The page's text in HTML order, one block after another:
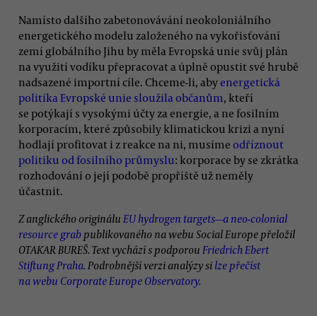
Namísto dalšího zabetonovávání neokoloniálního
energetického modelu založeného na vykořisťování
zemí globálního Jihu by měla Evropská unie svůj plán
na využití vodíku přepracovat a úplně opustit své hrubě
nadsazené importní cíle. Chceme-li, abyenergetická
politika Evropské unie sloužila občanům, kteří
se potýkají s vysokými účty za energie, a ne fosilním
korporacím, které způsobily klimatickou krizi a nyní
hodlají profitovat i z reakce na ni, musíme odříznout
politiku od fosilního průmyslu: korporace by se zkrátka
rozhodování o její podobě propříště už neměly
účastnit.
Z anglického originálu EU hydrogen targets—a neo-colonial
resource grab publikovaného na webu Social Europe přeložil
OTAKAR BUREŠ. Text vychází s podporou Friedrich Ebert
Stiftung Praha. Podrobnější verzi analýzy si lze přečíst
na webu Corporate Europe Observatory.